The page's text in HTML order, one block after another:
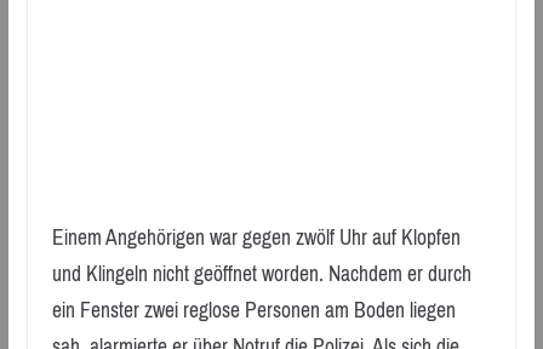
Einem Angehörigen war gegen zwölf Uhr auf Klopfen
und Klingeln nicht geöffnet worden. Nachdem er durch
ein Fenster zwei reglose Personen am Boden liegen